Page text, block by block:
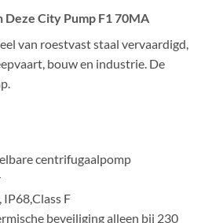
City Pump F1 70MA
van roestvast staal vervaardigd,
bouw en industrie. De
centrifugaalpomp
F
beveiliging alleen bij 230